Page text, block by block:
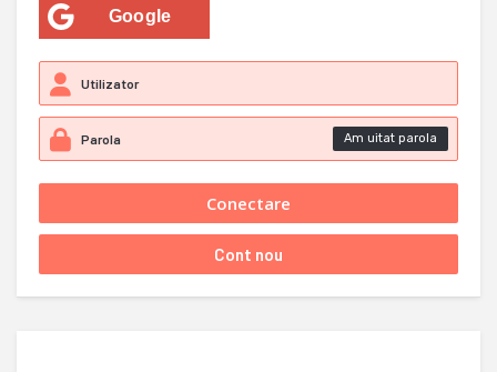
Google
Am uitat parola